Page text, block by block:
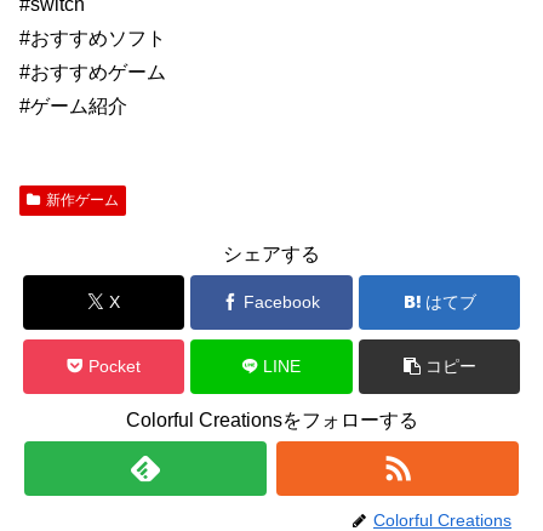
#おすすめソフト
#おすすめゲーム
#ゲーム紹介
新作ゲーム
シェアする
X Facebook はてブ
Pocket LINE コピー
Colorful Creationsをフォローする
Colorful Creations